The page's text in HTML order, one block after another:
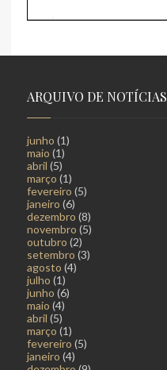
ARQUIVO DE NOTÍCIAS
junho (1)
maio (1)
abril (5)
março (1)
fevereiro (5)
janeiro (6)
dezembro (8)
novembro (5)
outubro (2)
setembro (3)
agosto (4)
julho (1)
junho (6)
maio (4)
abril (5)
março (1)
fevereiro (5)
janeiro (4)